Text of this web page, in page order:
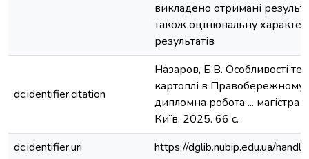
викладено отримані
також оцінювальну
результатів
dc.identifier.citation
Назаров, Б.В. Особливості
картоплі в Правобережному
дипломна робота ... магістра
Київ, 2025. 66 с.
dc.identifier.uri
https://dglib.nubip.edu.ua/